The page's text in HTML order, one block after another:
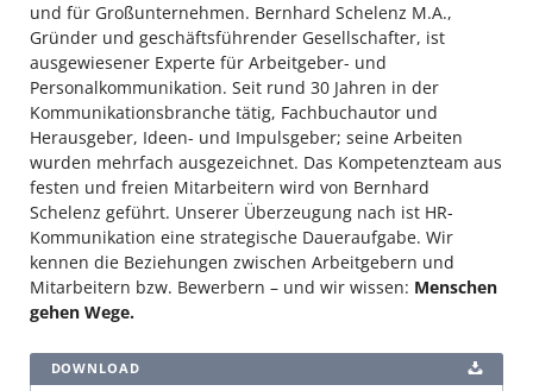
und für Großunternehmen. Bernhard Schelenz M.A.,
Gründer und geschäftsführender Gesellschafter, ist
ausgewiesener Experte für Arbeitgeber- und
Personalkommunikation. Seit rund 30 Jahren in der
Kommunikationsbranche tätig, Fachbuchautor und
Herausgeber, Ideen- und Impulsgeber; seine Arbeiten
wurden mehrfach ausgezeichnet. Das Kompetenzteam aus
festen und freien Mitarbeitern wird von Bernhard
Schelenz geführt. Unserer Überzeugung nach ist HR-
Kommunikation eine strategische Daueraufgabe. Wir
kennen die Beziehungen zwischen Arbeitgebern und
Mitarbeitern bzw. Bewerbern – und wir wissen: Menschen
gehen Wege.
DOWNLOAD